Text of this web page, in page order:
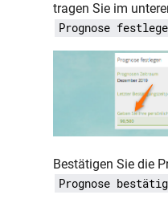
tragen Sie im
Prognose
Bestätigen Sie die
Prognose